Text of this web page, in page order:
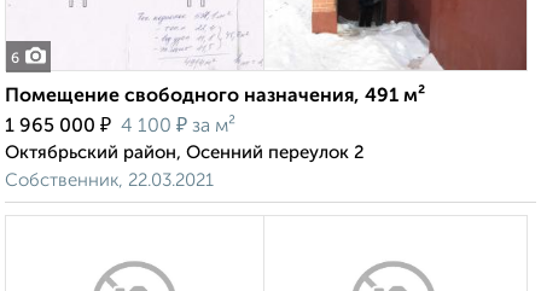
6
Помещение свободного назначения, 491 м²
1 965 000 ₽ 4 100 ₽ за м²
Октябрьский район, Осенний переулок 2
Собственник, 22.03.2021